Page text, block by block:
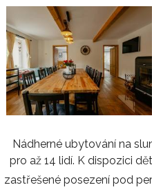
Nádherné ubytování na
pro až 14 lidí. K dispozici
zastřešené posezení pod